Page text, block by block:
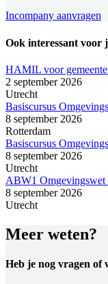
Incompany aanvragen
Ook interessant voor
HAMIL voor
2 september 2026
Utrecht
Basiscursus
8 september 2026
Rotterdam
Basiscursus
8 september 2026
Utrecht
ABW1 Omgevingswet
8 september 2026
Utrecht
Meer weten?
Heb je nog vragen of